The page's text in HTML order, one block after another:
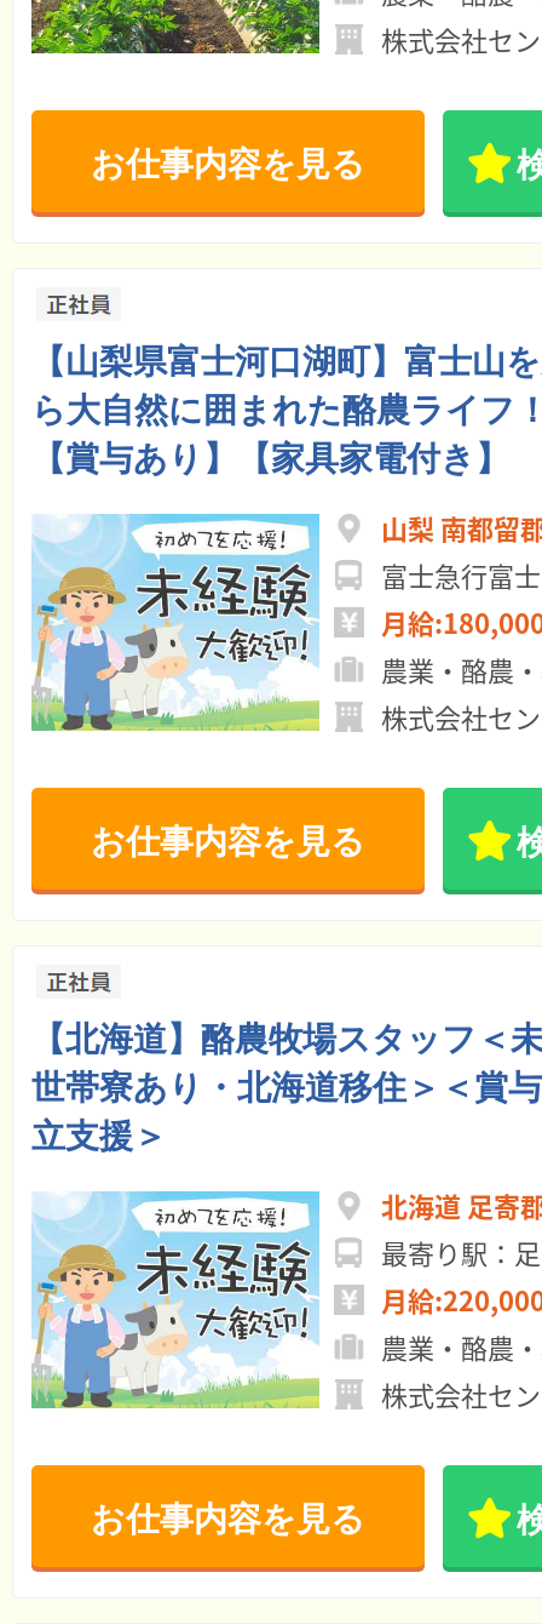
株式会社セ
お仕事内容を見る
【山梨県富士河口湖町】富士山
ら大自然に囲まれた酪農ライフ
【賞与あり】【家具家電付き】
山梨 南都留
富士急行富
月給
農業・酪農
株式会社セ
お仕事内容を見る
【北海道】酪農牧場スタッフ＜
世帯寮あり・北海道移住＞＜賞
立支援＞
北海道 足寄
最寄り駅：
月給
農業・酪農
株式会社セ
お仕事内容を見る